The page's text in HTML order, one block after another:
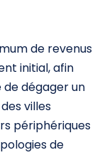
de revenus
initial, afin
dégager un
villes
périphériques
de